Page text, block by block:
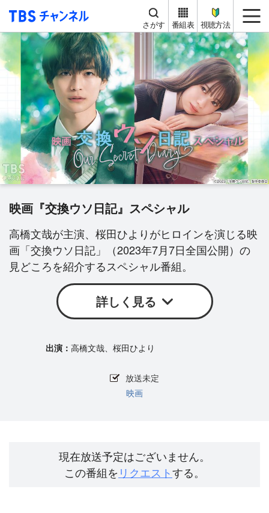
TBS チャンネル
さがす 番組表 視聴方法
映画『交換ウソ日記』スペシャル
高橋文哉が主演、桜田ひよりがヒロインを演じる映
画「交換ウソ日記」（2023年7月7日全国公開）の
見どころを紹介するスペシャル番組。
詳しく見る
高橋文哉、桜田ひより
放送未定
映画
現在放送予定はございません。
この番組を リクエストする。